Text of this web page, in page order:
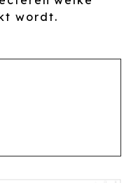
wordt.